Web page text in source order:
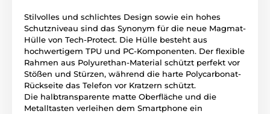
Stilvolles und schlichtes Design sowie ein hohes
Schutzniveau sind das Synonym für die neue Magmat-
Hülle von Tech-Protect. Die Hülle besteht aus
hochwertigem TPU und PC-Komponenten. Der flexible
Rahmen aus Polyurethan-Material schützt perfekt vor
Stößen und Stürzen, während die harte Polycarbonat-
Rückseite das Telefon vor Kratzern schützt.
Die halbtransparente matte Oberfläche und die
Metalltasten verleihen dem Smartphone ein